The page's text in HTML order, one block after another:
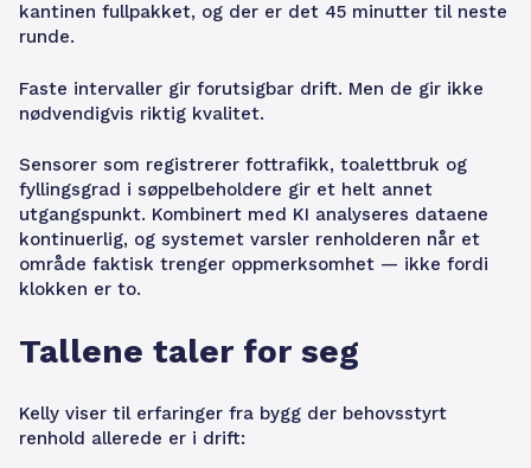
kantinen fullpakket, og der er det 45 minutter til neste
runde.
Faste intervaller gir forutsigbar drift. Men de gir ikke
nødvendigvis riktig kvalitet.
Sensorer som registrerer fottrafikk, toalettbruk og
fyllingsgrad i søppelbeholdere gir et helt annet
utgangspunkt. Kombinert med KI analyseres dataene
kontinuerlig, og systemet varsler renholderen når et
område faktisk trenger oppmerksomhet — ikke fordi
klokken er to.
Tallene taler for seg
Kelly viser til erfaringer fra bygg der behovsstyrt
renhold allerede er i drift: